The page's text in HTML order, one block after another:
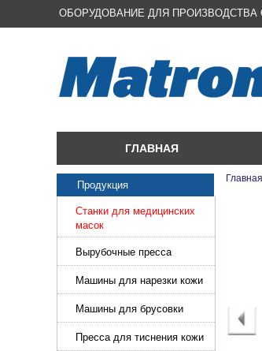
ОБОРУДОВАНИЕ ДЛЯ ПРОИЗВОДСТВА
ГЛАВНАЯ
Продукция
Станки для медицинских
масок
Вырубочные пресса
Машины для нарезки кожи
и стропы
Машины для брусовки
кожи,меха,поролона
Пресса для тиснения кожи
Главная